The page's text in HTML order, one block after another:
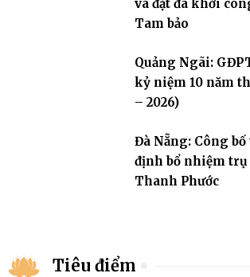
và đặt đá khởi
Tam bảo
Quảng Ngãi:
kỷ niệm 10 năm
– 2026)
Đà Nẵng: Công
định bổ nhiệm
Thanh Phước
Tiêu điểm